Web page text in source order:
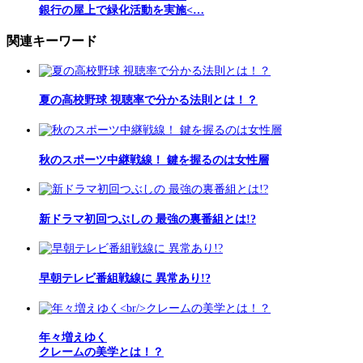
銀行の屋上で緑化活動を実施<…
関連キーワード
夏の高校野球 視聴率で分かる法則とは！？
秋のスポーツ中継戦線！ 鍵を握るのは女性層
新ドラマ初回つぶしの 最強の裏番組とは!?
早朝テレビ番組戦線に 異常あり!?
年々増えゆく
クレームの美学とは！？